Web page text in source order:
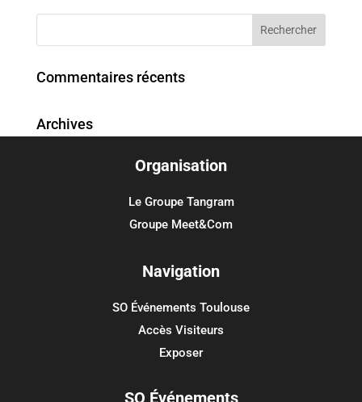
Commentaires récents
Archives
Flux des commentaires
Site de WordPress-FR
Organisation
Le Groupe Tangram
Groupe Meet&Com
Navigation
SO Événements Toulouse
Accès Visiteurs
Exposer
SO Événements